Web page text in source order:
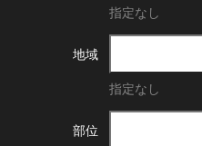
指定なし
地域
指定なし
部位